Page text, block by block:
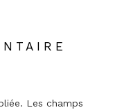
Les champs